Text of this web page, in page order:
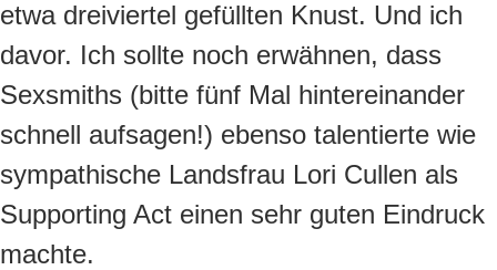
etwa dreiviertel gefüllten Knust. Und ich
davor. Ich sollte noch erwähnen, dass
Sexsmiths (bitte fünf Mal hintereinander
schnell aufsagen!) ebenso talentierte wie
sympathische Landsfrau Lori Cullen als
Supporting Act einen sehr guten Eindruck
machte.